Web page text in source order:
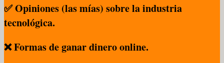
✅ Opiniones (las mías) sobre la industria
tecnológica.
❌ Formas de ganar dinero online.